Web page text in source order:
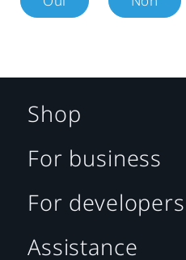
Shop
For business
For developers
Assistance